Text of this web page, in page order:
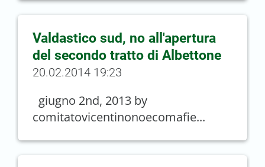
Valdastico sud, no all'apertura
del secondo tratto di Albettone
20.02.2014 19:23
giugno 2nd, 2013 by
comitatovicentinonoecomafie...